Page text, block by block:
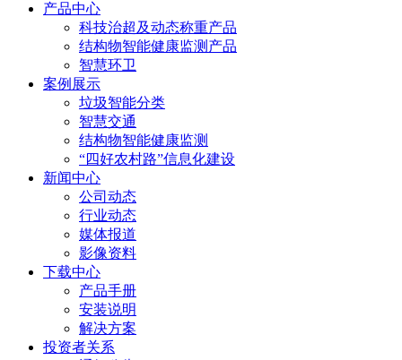
产品中心
科技治超及动态称重产品
结构物智能健康监测产品
智慧环卫
案例展示
垃圾智能分类
智慧交通
结构物智能健康监测
“四好农村路”信息化建设
新闻中心
公司动态
行业动态
媒体报道
影像资料
下载中心
产品手册
安装说明
解决方案
投资者关系